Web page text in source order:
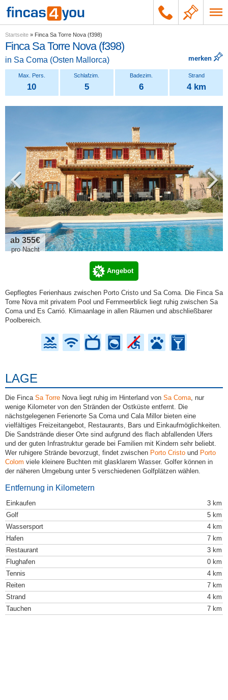
Startseite » Finca Sa Torre Nova (f398)
Finca Sa Torre Nova (f398)
in Sa Coma (Osten Mallorca) merken
10 5 6 4 km
ab 355€
pro Nacht
Angebot
Gepflegtes Ferienhaus zwischen Porto Cristo und Sa Coma. Die Finca Sa
Torre Nova mit privatem Pool und Fernmeerblick liegt ruhig zwischen Sa
Coma und Es Carrió. Klimaanlage in allen Räumen und abschließbarer
Poolbereich.
LAGE
Die Finca Sa Torre Nova liegt ruhig im Hinterland von Sa Coma, nur
wenige Kilometer von den Stränden der Ostküste entfernt. Die
nächstgelegenen Ferienorte Sa Coma und Cala Millor bieten eine
vielfältiges Freizeitangebot, Restaurants, Bars und Einkaufmöglichkeiten.
Die Sandstrände dieser Orte sind aufgrund des flach abfallenden Ufers
und der guten Infrastruktur gerade bei Familien mit Kindern sehr beliebt.
Wer ruhigere Strände bevorzugt, findet zwischen Porto Cristo und Porto
Colom viele kleinere Buchten mit glasklarem Wasser. Golfer können in
der näheren Umgebung unter 5 verschiedenen Golfplätzen wählen.
Entfernung in Kilometern
Einkaufen
3 km
Golf
5 km
Wassersport
4 km
Hafen
7 km
Restaurant
3 km
Flughafen
0 km
Tennis
4 km
Reiten
7 km
Strand
4 km
Tauchen
7 km